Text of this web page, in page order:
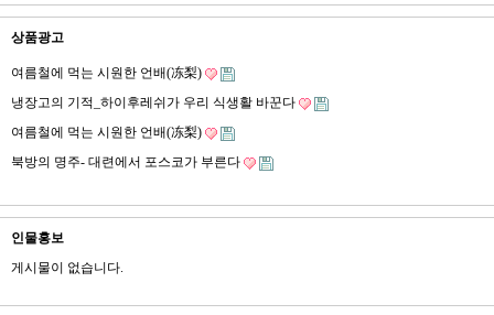
상품광고
여름철에 먹는 시원한 언배(冻梨)
냉장고의 기적_하이후레쉬가 우리 식생활 바꾼다
여름철에 먹는 시원한 언배(冻梨)
북방의 명주- 대련에서 포스코가 부른다
인물홍보
게시물이 없습니다.